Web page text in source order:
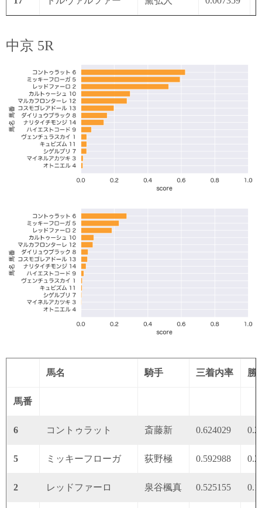
中京 5R
馬名 騎手 三着内率 勝
馬番
6 コントゥラット 斎藤新 0.624029
5 ミッキーフローガ 荻野極 0.592988
2 レッドファーロ 泉谷楓真 0.525155